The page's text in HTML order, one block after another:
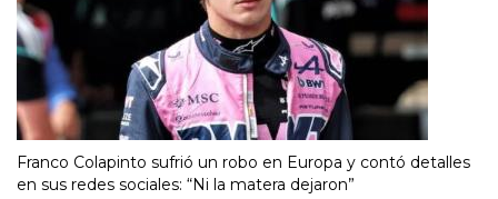
Franco Colapinto sufrió un robo en Europa y contó detalles
en sus redes sociales: “Ni la matera dejaron”